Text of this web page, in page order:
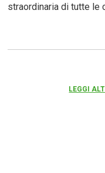
straordinaria di tutte le
LEGGI